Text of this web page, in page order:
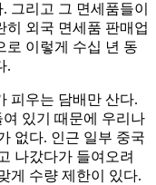
그리고 그 면세품들이
히 외국 면세품 판매업
로 이렇게 수십 년 동
.
피우는 담배만 산다.
있기 때문에 우리나
없다. 인근 일부 중국
나갔다가 들여오려
게 수량 제한이 있다.